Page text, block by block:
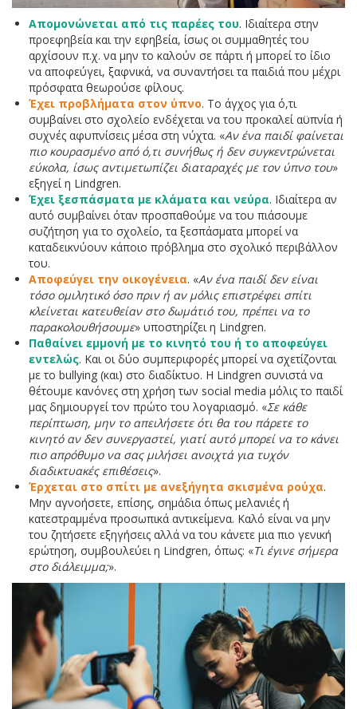
Απομονώνεται από τις παρέες του. Ιδιαίτερα στην
προεφηβεία και την εφηβεία, ίσως οι συμμαθητές του
αρχίσουν π.χ. να μην το καλούν σε πάρτι ή μπορεί το ίδιο
να αποφεύγει, ξαφνικά, να συναντήσει τα παιδιά που μέχρι
πρόσφατα θεωρούσε φίλους.
Έχει προβλήματα στον ύπνο. Το άγχος για ό,τι
συμβαίνει στο σχολείο ενδέχεται να του προκαλεί αϋπνία ή
συχνές αφυπνίσεις μέσα στη νύχτα. «Αν ένα παιδί φαίνεται
πιο κουρασμένο από ό,τι συνήθως ή δεν συγκεντρώνεται
εύκολα, ίσως αντιμετωπίζει διαταραχές με τον ύπνο του»
εξηγεί η Lindgren.
Έχει ξεσπάσματα με κλάματα και νεύρα. Ιδιαίτερα αν
αυτό συμβαίνει όταν προσπαθούμε να του πιάσουμε
συζήτηση για το σχολείο, τα ξεσπάσματα μπορεί να
καταδεικνύουν κάποιο πρόβλημα στο σχολικό περιβάλλον
του.
Αποφεύγει την οικογένεια. «Αν ένα παιδί δεν είναι
τόσο ομιλητικό όσο πριν ή αν μόλις επιστρέφει σπίτι
κλείνεται κατευθείαν στο δωμάτιό του, πρέπει να το
παρακολουθήσουμε» υποστηρίζει η Lindgren.
Παθαίνει εμμονή με το κινητό του ή το αποφεύγει
εντελώς. Και οι δύο συμπεριφορές μπορεί να σχετίζονται
με το bullying (και) στο διαδίκτυο. Η Lindgren συνιστά να
θέτουμε κανόνες στη χρήση των social media μόλις το παιδί
μας δημιουργεί τον πρώτο του λογαριασμό. «Σε κάθε
περίπτωση, μην το απειλήσετε ότι θα του πάρετε το
κινητό αν δεν συνεργαστεί, γιατί αυτό μπορεί να το κάνει
πιο απρόθυμο να σας μιλήσει ανοιχτά για τυχόν
διαδικτυακές επιθέσεις».
Έρχεται στο σπίτι με ανεξήγητα σκισμένα ρούχα.
Μην αγνοήσετε, επίσης, σημάδια όπως μελανιές ή
κατεστραμμένα προσωπικά αντικείμενα. Καλό είναι να μην
του ζητήσετε εξηγήσεις αλλά να του κάνετε μια πιο γενική
ερώτηση, συμβουλεύει η Lindgren, όπως: «Τι έγινε σήμερα
στο διάλειμμα;».